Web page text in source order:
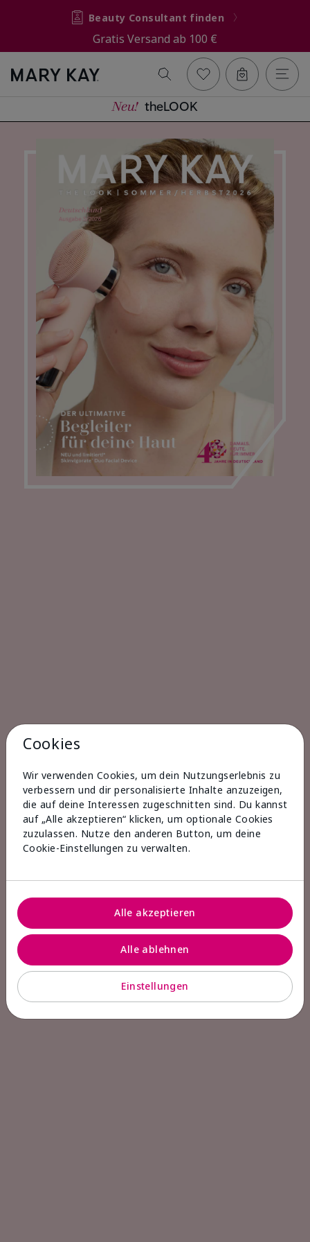
Beauty Consultant finden
Gratis Versand ab 100 €
Cookies
Wir verwenden Cookies, um dein Nutzungserlebnis zu
verbessern und dir personalisierte Inhalte anzuzeigen,
die auf deine Interessen zugeschnitten sind. Du kannst
auf „Alle akzeptieren“ klicken, um optionale Cookies
zuzulassen. Nutze den anderen Button, um deine
Cookie-Einstellungen zu verwalten.
Einstellungen
Alle ablehnen
Alle akzeptieren